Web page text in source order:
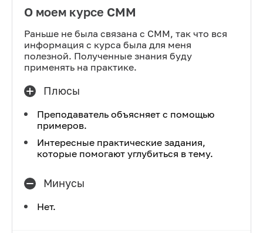
О моем курсе СММ
Раньше не была связана с СММ, так что вся
информация с курса была для меня
полезной. Полученные знания буду
применять на практике.
Плюсы
Преподаватель объясняет с помощью
примеров.
Интересные практические задания,
которые помогают углубиться в тему.
Минусы
Нет.